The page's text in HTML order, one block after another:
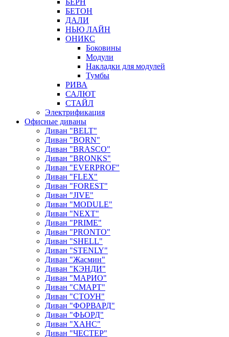
БЕРН
БЕТОН
ДАЛИ
НЬЮ ЛАЙН
ОНИКС
Боковины
Модули
Накладки для модулей
Тумбы
РИВА
САЛЮТ
СТАЙЛ
Электрификация
Офисные диваны
Диван "BELT"
Диван "BORN"
Диван "BRASCO"
Диван "BRONKS"
Диван "EVERPROF"
Диван "FLEX"
Диван "FOREST"
Диван "JIVE"
Диван "MODULE"
Диван "NEXT"
Диван "PRIME"
Диван "PRONTO"
Диван "SHELL"
Диван "STENLY"
Диван "Жасмин"
Диван "КЭНДИ"
Диван "МАРИО"
Диван "СМАРТ"
Диван "СТОУН"
Диван "ФОРВАРД"
Диван "ФЬОРД"
Диван "ХАНС"
Диван "ЧЕСТЕР"